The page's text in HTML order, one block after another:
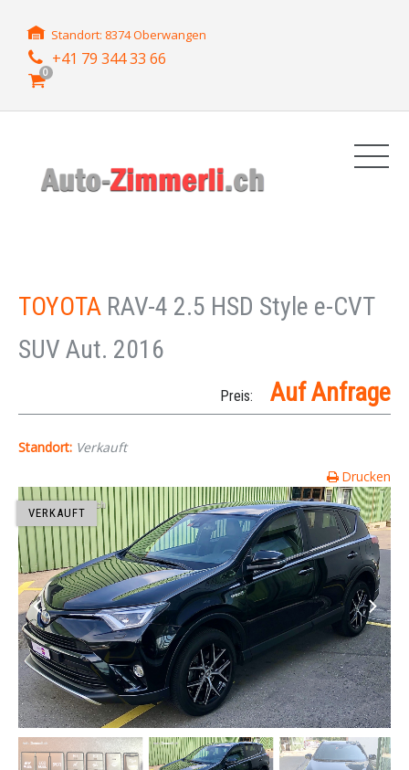
Standort: 8374 Oberwangen
+41 79 344 33 66
0
TOYOTA RAV-4 2.5 HSD Style e-CVT
SUV Aut. 2016
Preis: Auf Anfrage
Standort: Verkauft
Drucken
VERKAUFT